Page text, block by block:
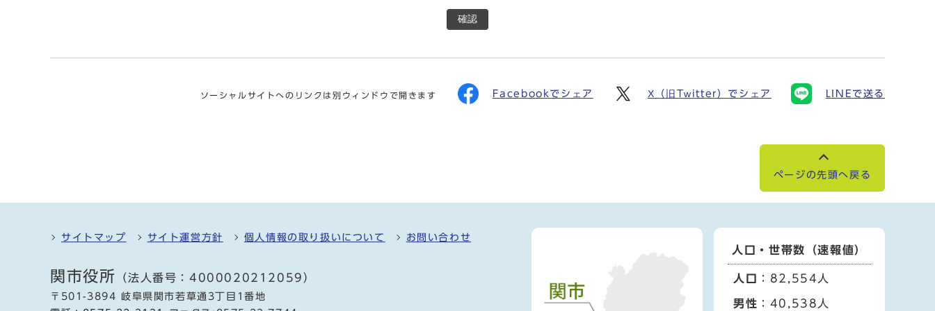
確認
ソーシャルサイトへのリンクは別ウィンドウで開きます Facebookでシェア X（旧Twitter）でシェア LINEで送る
ページの先頭へ戻る
サイトマップ サイト運営方針 個人情報の取り扱いについて お問い合わせ
関市役所 （法人番号：4000020212059）
〒501-3894 岐阜県関市若草通3丁目1番地
人口・世帯数（速報値）
人口 ：82,554人
男性 ：40,538人